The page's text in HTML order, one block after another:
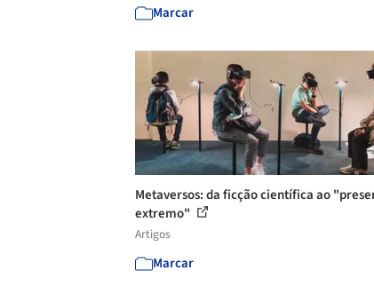
Marcar
Metaversos: da ficção científica ao
extremo"
Artigos
Marcar